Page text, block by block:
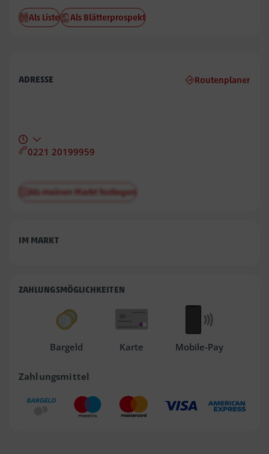
Am
Laisaer
Als Liste Als Blätterprospekt
ADRESSE Routenplaner
0221 20199959
Als meinen Markt festlegen
IM MARKT
ZAHLUNGSMÖGLICHKEITEN
Bargeld Karte Mobile-Pay
Zahlungsmittel